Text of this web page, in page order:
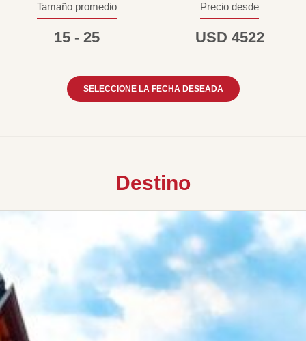
Tamaño promedio
15 - 25
Precio desde
USD 4522
SELECCIONE LA FECHA DESEADA
Destino